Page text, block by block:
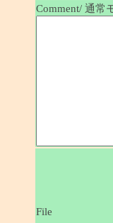
Comment/ 通常
File